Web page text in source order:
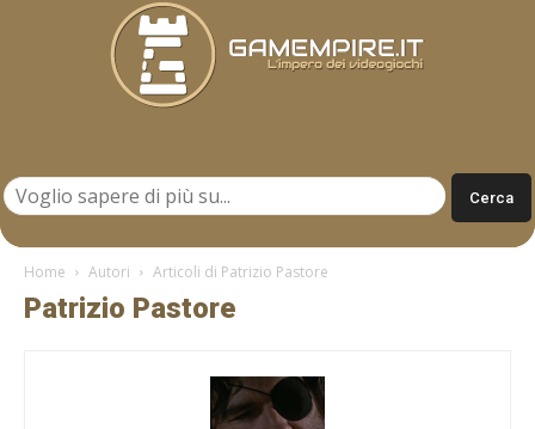
Home Autori Articoli di Patrizio Pastore
Patrizio Pastore